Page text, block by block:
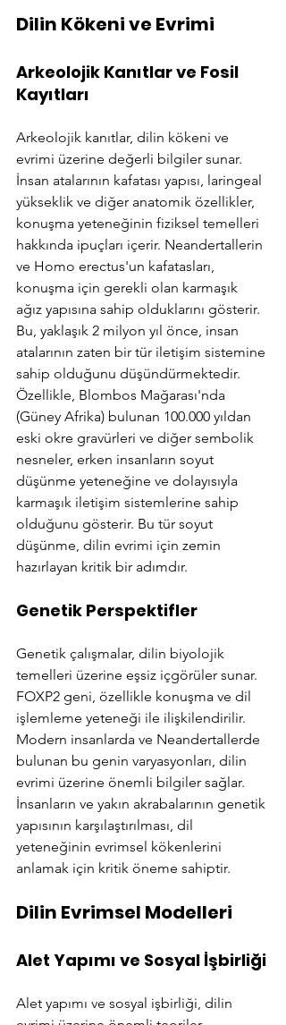
Dilin Kökeni ve Evrimi
Arkeolojik Kanıtlar ve Fosil
Kayıtları
Arkeolojik kanıtlar, dilin kökeni ve
evrimi üzerine değerli bilgiler sunar.
İnsan atalarının kafatası yapısı, laringeal
yükseklik ve diğer anatomik özellikler,
konuşma yeteneğinin fiziksel temelleri
hakkında ipuçları içerir. Neandertallerin
ve Homo erectus'un kafatasları,
konuşma için gerekli olan karmaşık
ağız yapısına sahip olduklarını gösterir.
Bu, yaklaşık 2 milyon yıl önce, insan
atalarının zaten bir tür iletişim sistemine
sahip olduğunu düşündürmektedir.
Özellikle, Blombos Mağarası'nda
(Güney Afrika) bulunan 100.000 yıldan
eski okre gravürleri ve diğer sembolik
nesneler, erken insanların soyut
düşünme yeteneğine ve dolayısıyla
karmaşık iletişim sistemlerine sahip
olduğunu gösterir. Bu tür soyut
düşünme, dilin evrimi için zemin
hazırlayan kritik bir adımdır.
Genetik Perspektifler
Genetik çalışmalar, dilin biyolojik
temelleri üzerine eşsiz içgörüler sunar.
FOXP2 geni, özellikle konuşma ve dil
işlemleme yeteneği ile ilişkilendirilir.
Modern insanlarda ve Neandertallerde
bulunan bu genin varyasyonları, dilin
evrimi üzerine önemli bilgiler sağlar.
İnsanların ve yakın akrabalarının genetik
yapısının karşılaştırılması, dil
yeteneğinin evrimsel kökenlerini
anlamak için kritik öneme sahiptir.
Dilin Evrimsel Modelleri
Alet Yapımı ve Sosyal İşbirliği
Alet yapımı ve sosyal işbirliği, dilin